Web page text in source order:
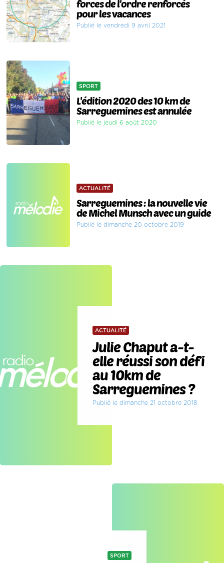
forces de l'ordre renforcés
pour les vacances
Publié le vendredi 9 avril 2021
SPORT
L'édition 2020 des 10 km de
Sarreguemines est annulée
Publié le jeudi 6 août 2020
ACTUALITÉ
Sarreguemines : la nouvelle vie
de Michel Munsch avec un guide
Publié le dimanche 20 octobre 2019
ACTUALITÉ
Julie Chaput a-t-
elle réussi son défi
au 10km de
Sarreguemines ?
Publié le dimanche 21 octobre 2018
SPORT